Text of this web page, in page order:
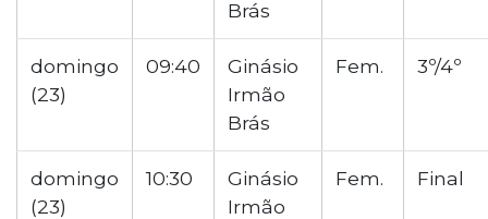
Brás
domingo
(23)
09:40
Ginásio
Irmão
Brás
Fem. 3º/4º
domingo
(23)
10:30
Ginásio
Irmão
Fem. Final